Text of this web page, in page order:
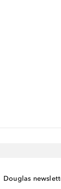
Douglas